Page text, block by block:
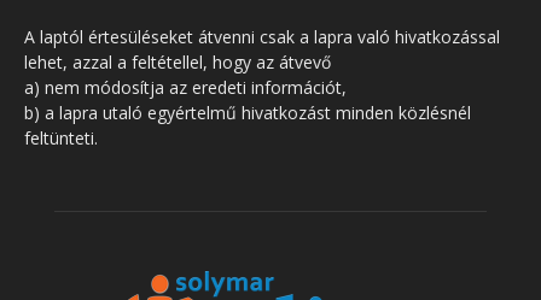
A laptól értesüléseket átvenni csak a lapra való hivatkozással
lehet, azzal a feltétellel, hogy az átvevő
a) nem módosítja az eredeti információt,
b) a lapra utaló egyértelmű hivatkozást minden közlésnél
feltünteti.